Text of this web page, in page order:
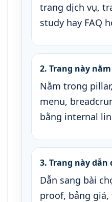
trang dịch vụ,
study hay FAQ
2. Trang này
Nằm trong
menu,
bằng internal
3. Trang này dẫn
Dẫn sang bài
proof, bảng